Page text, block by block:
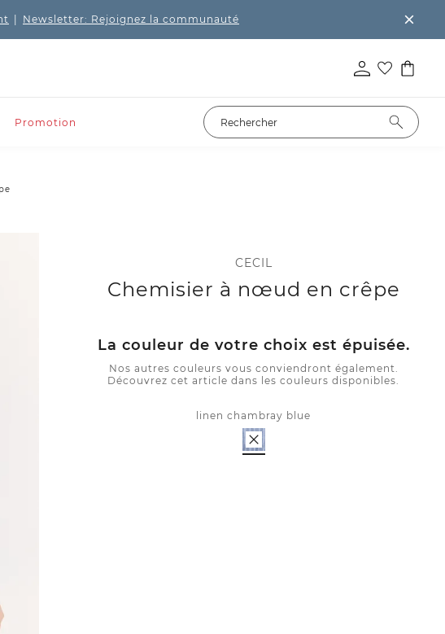
Newsletter: Rejoignez la communauté
Promotion
CECIL
Chemisier à nœud en crêpe
La couleur de votre choix est épuisée.
Nos autres couleurs vous conviendront également.
Découvrez cet article dans les couleurs disponibles.
linen chambray blue